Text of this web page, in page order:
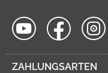
ZAHLUNGSARTEN